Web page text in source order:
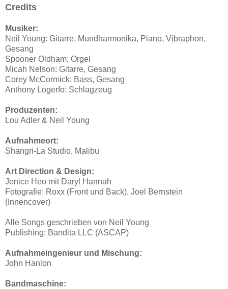
Credits
Musiker:
Neil Young: Gitarre, Mundharmonika, Piano, Vibraphon,
Gesang
Spooner Oldham: Orgel
Micah Nelson: Gitarre, Gesang
Corey McCormick: Bass, Gesang
Anthony Logerfo: Schlagzeug
Produzenten:
Lou Adler & Neil Young
Aufnahmeort:
Shangri-La Studio, Malibu
Art Direction & Design:
Jenice Heo mit Daryl Hannah
Fotografie: Roxx (Front und Back), Joel Bernstein
(Innencover)
Alle Songs geschrieben von Neil Young
Publishing: Bandita LLC (ASCAP)
Aufnahmeingenieur und Mischung:
John Hanlon
Bandmaschine: